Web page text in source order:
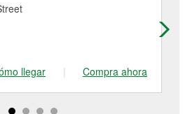
llegar | Compra ahora